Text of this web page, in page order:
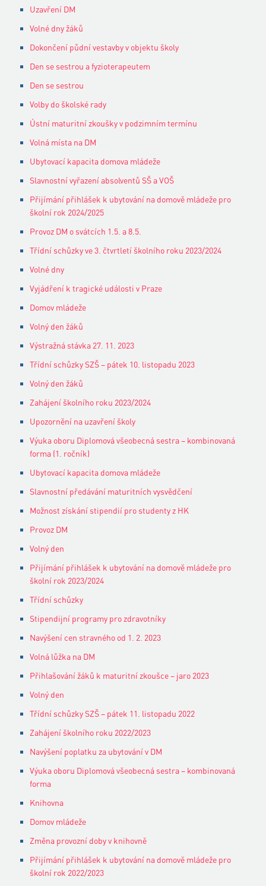
Uzavření DM
Volné dny žáků
Dokončení půdní vestavby v objektu školy
Den se sestrou a fyzioterapeutem
Den se sestrou
Volby do školské rady
Ústní maturitní zkoušky v podzimním termínu
Volná místa na DM
Ubytovací kapacita domova mládeže
Slavnostní vyřazení absolventů SŠ a VOŠ
Přijímání přihlášek k ubytování na domově mládeže pro
školní rok 2024/2025
Provoz DM o svátcích 1.5. a 8.5.
Třídní schůzky ve 3. čtvrtletí školního roku 2023/2024
Volné dny
Vyjádření k tragické události v Praze
Domov mládeže
Volný den žáků
Výstražná stávka 27. 11. 2023
Třídní schůzky SZŠ – pátek 10. listopadu 2023
Volný den žáků
Zahájení školního roku 2023/2024
Upozornění na uzavření školy
Výuka oboru Diplomová všeobecná sestra – kombinovaná
forma (1. ročník)
Ubytovací kapacita domova mládeže
Slavnostní předávání maturitních vysvědčení
Možnost získání stipendií pro studenty z HK
Provoz DM
Volný den
Přijímání přihlášek k ubytování na domově mládeže pro
školní rok 2023/2024
Třídní schůzky
Stipendijní programy pro zdravotníky
Navýšení cen stravného od 1. 2. 2023
Volná lůžka na DM
Přihlašování žáků k maturitní zkoušce – jaro 2023
Volný den
Třídní schůzky SZŠ – pátek 11. listopadu 2022
Zahájení školního roku 2022/2023
Navýšení poplatku za ubytování v DM
Výuka oboru Diplomová všeobecná sestra – kombinovaná
forma
Knihovna
Domov mládeže
Změna provozní doby v knihovně
Přijímání přihlášek k ubytování na domově mládeže pro
školní rok 2022/2023